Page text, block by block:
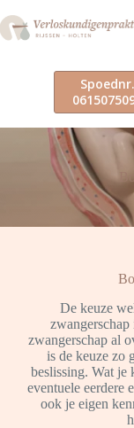
naar
de
Spoednr.
De keuze
zwangerschap al
is de keuze zo
beslissing. Wat je
eventuele eerdere
ook je eigen